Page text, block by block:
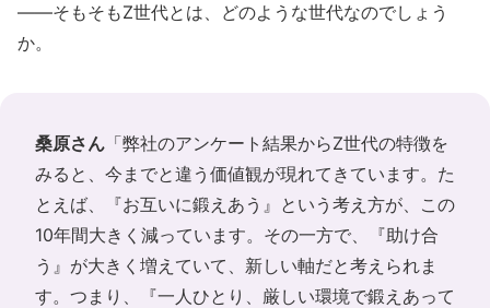
――そもそもZ世代とは、どのような世代なのでしょう
か。
桑原さん 「弊社のアンケート結果からZ世代の特徴を
みると、今までと違う価値観が現れてきています。た
とえば、『お互いに鍛えあう』という考え方が、この
10年間大きく減っています。その一方で、『助け合
う』が大きく増えていて、新しい軸だと考えられま
す。つまり、『一人ひとり、厳しい環境で鍛えあって